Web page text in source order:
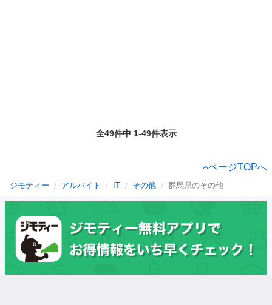
全49件中 1-49件表示
ページTOPへ
ジモティー アルバイト IT その他 群馬県のその他